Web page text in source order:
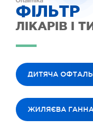
ФІЛЬТР
ЛІКАРІВ І
ДИТЯЧА
ВСІ ПОСЛУГИ
ЛАЗЕРНА КОРЕКЦІЯ
ЖИЛЯЄВА ГАННА